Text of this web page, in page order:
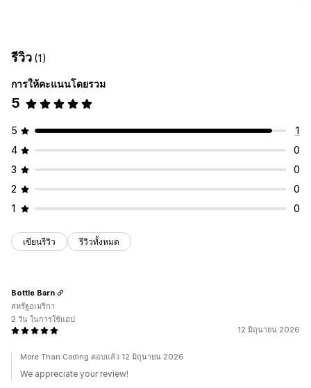
รีวิว (1)
การให้คะแนนโดยรวม
5
5
1
4
0
3
0
2
0
1
0
เขียนรีวิว รีวิวทั้งหมด
12 มิถุนายน 2026
Bottle Barn
สหรัฐอเมริกา
2 วัน ในการใช้แอป
More Than Coding ตอบแล้ว 12 มิถุนายน 2026
We appreciate your review!